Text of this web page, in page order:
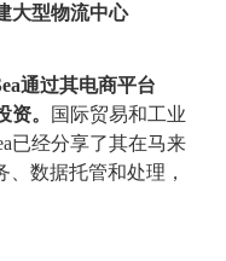
大型物流中心
通过其电商平台
资。
国际贸易和工业
已经分享了其在马来
数据托管和处理，